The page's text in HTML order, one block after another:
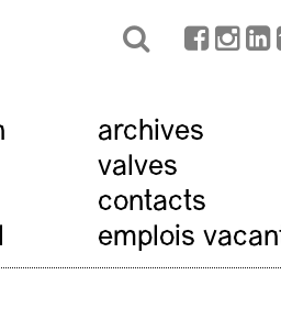
archives
valves
contacts
emplois